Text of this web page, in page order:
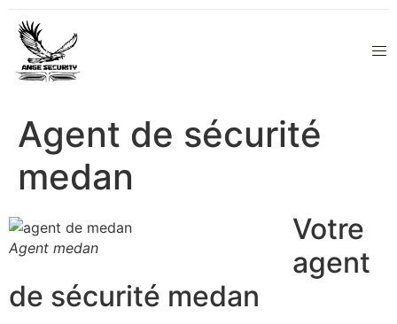
Agent de sécurité
medan
Agent medan
Votre
agent
de sécurité medan